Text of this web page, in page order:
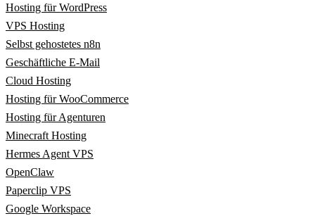
Hosting für WordPress
VPS Hosting
Selbst gehostetes n8n
Geschäftliche E-Mail
Cloud Hosting
Hosting für WooCommerce
Hosting für Agenturen
Minecraft Hosting
Hermes Agent VPS
OpenClaw
Paperclip VPS
Google Workspace